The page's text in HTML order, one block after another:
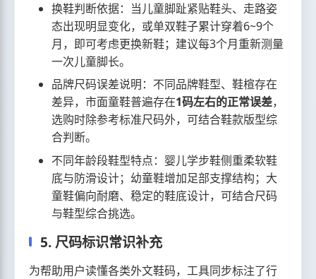
换鞋判断依据：当儿童脚趾紧贴鞋头、走路姿
态出现明显变化，或单双鞋子累计穿着6~9个
月，即可考虑更换新鞋；建议每3个月重新测量
一次儿童脚长。
品牌尺码误差说明：不同品牌鞋型、鞋楦存在
差异，市面童鞋普遍存在1码左右的正常误差，
选购时除参考标准尺码外，可结合鞋款版型综
合判断。
不同年龄段鞋型特点：婴儿学步鞋侧重柔软鞋
底与防滑设计；幼童鞋增加足部支撑结构；大
童鞋偏向耐磨、稳定的鞋底设计，可结合尺码
与鞋型综合挑选。
5. 尺码标识常识补充
为帮助用户读懂各类外文鞋码，工具同步标注了行